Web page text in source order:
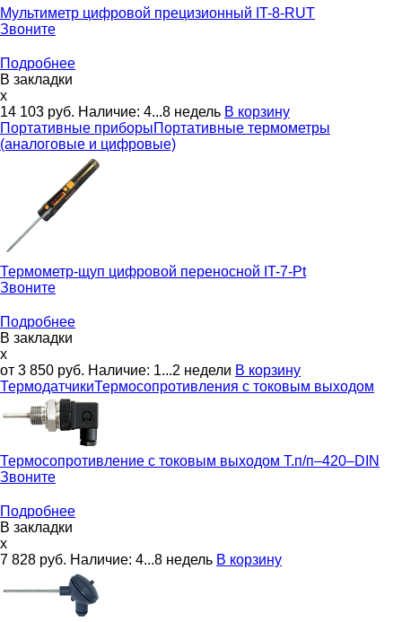
Мультиметр цифровой прецизионный IT-8-RUT
Звоните
Подробнее
В закладки
x
14 103 руб. Наличие: 4...8 недель В корзину
Портативные приборыПортативные термометры
(аналоговые и цифровые)
Термометр-щуп цифровой переносной IT-7-Pt
Звоните
Подробнее
В закладки
x
от 3 850 руб. Наличие: 1...2 недели В корзину
ТермодатчикиТермосопротивления с токовым выходом
Термосопротивление с токовым выходом Т.п/п–420–DIN
Звоните
Подробнее
В закладки
x
7 828 руб. Наличие: 4...8 недель В корзину